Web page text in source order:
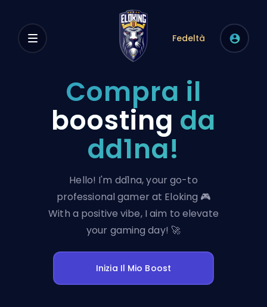
Fedeltà
Compra il
boosting da
dd1na!
Hello! I'm dd1na, your go-to
professional gamer at Eloking 🎮
With a positive vibe, I aim to elevate
your gaming day! 🚀
Inizia Il Mio Boost